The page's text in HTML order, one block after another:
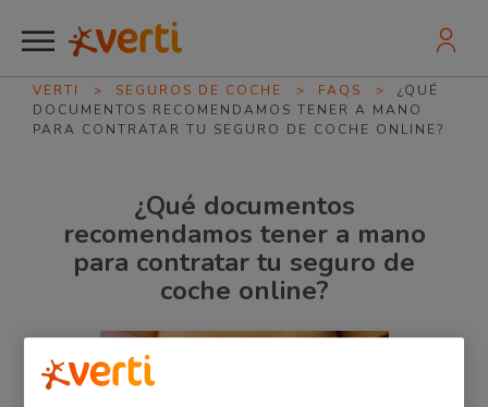
VERTI > SEGUROS DE COCHE > FAQS >
¿QUÉ
DOCUMENTOS RECOMENDAMOS TENER A MANO
PARA CONTRATAR TU SEGURO DE COCHE ONLINE?
¿Qué documentos
recomendamos tener a mano
para contratar tu seguro de
coche online?